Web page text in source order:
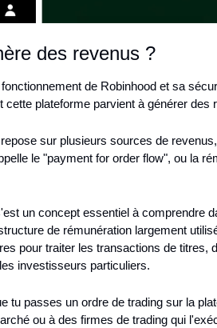
des revenus ?
de Robinhood et sa
plateforme parvient à générer des
sur plusieurs sources de
le "payment for order flow", ou la
un concept essentiel à comprendre
de rémunération largement
pour traiter les transactions de titres,
investisseurs particuliers.
tu passes un ordre de trading sur la
ou à des firmes de trading qui